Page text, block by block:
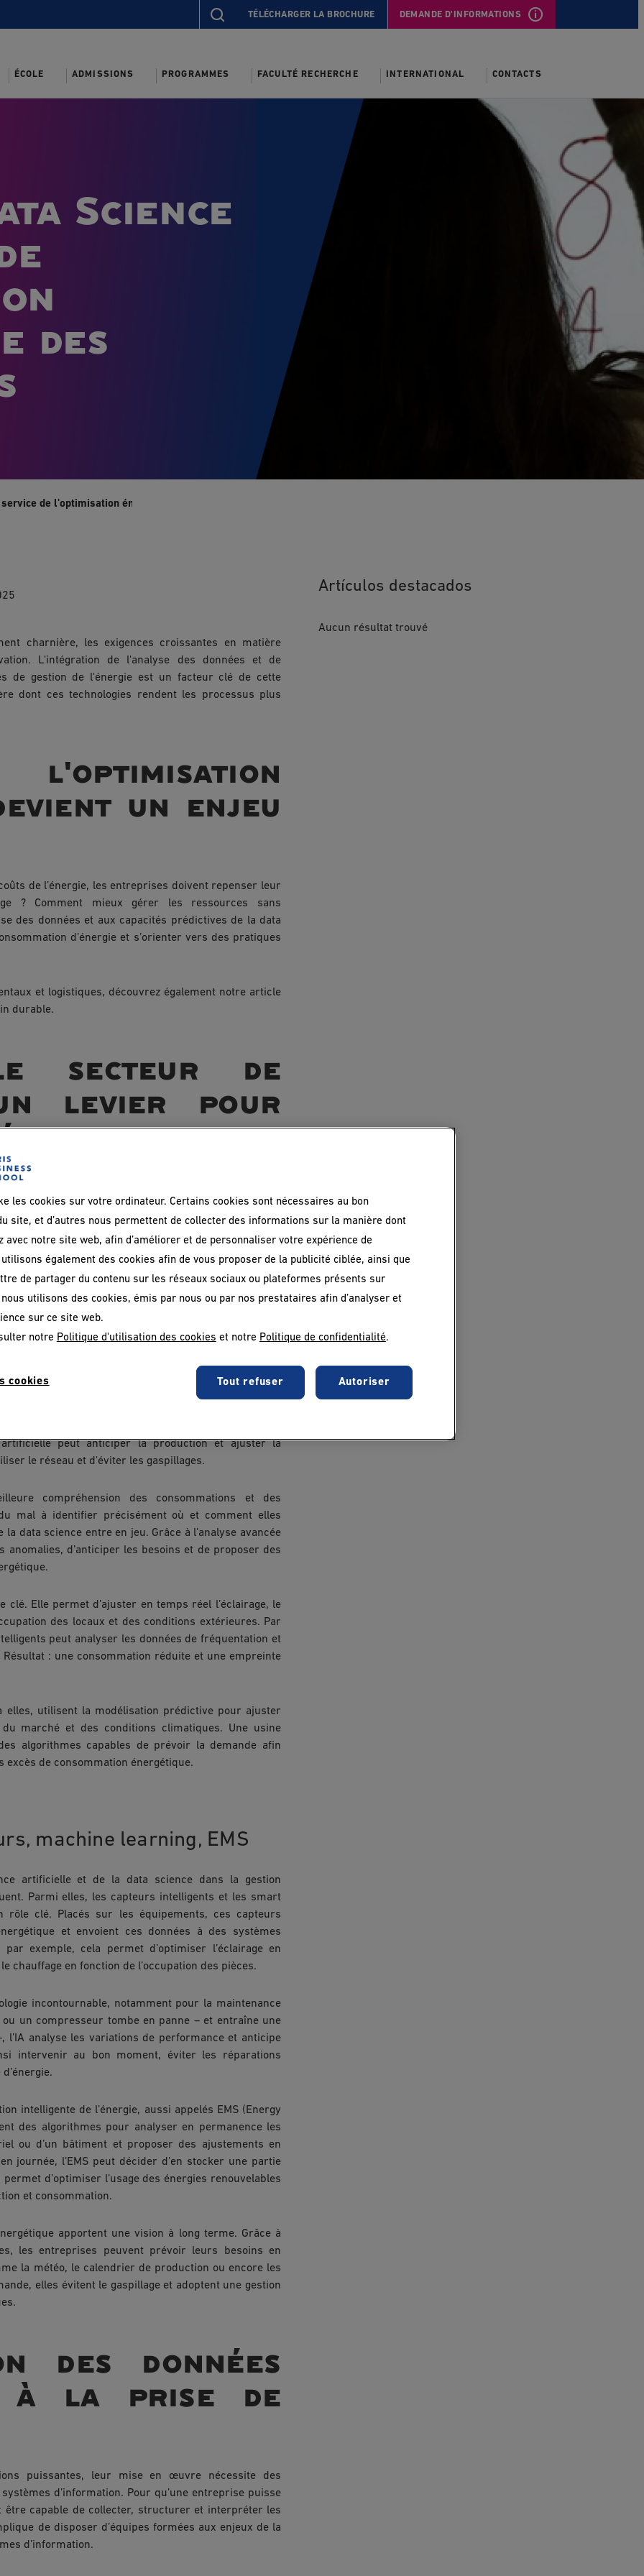
TÉLÉCHARGER LA BROCHURE DEMANDE D'INFORMATIONS
ÉCOLE ADMISSIONS PROGRAMMES FACULTÉ RECHERCHE INTERNATIONAL CONTACTS
Science
des
service de l'optimisation énergétique des entreprises
charnière, les exigences croissantes en matière
L'intégration de l'analyse des données et de
de gestion de l'énergie est un facteur clé de cette
dont ces technologies rendent les processus plus
un enjeu
de l’énergie, les entreprises doivent repenser leur
? Comment mieux gérer les ressources sans
des données et aux capacités prédictives de la data
d’énergie et s’orienter vers des pratiques
et logistiques, découvrez également notre article
durable.
secteur de
levier pour
l’industrie et les bâtiments
et l’apprentissage à partir de données massives.
de prédire, ajuster et automatiser la consommation
on peut ainsi éviter de faire tourner le chauffage à
l’inverse fonctionner des machines en sous-régime à
en temps réel les données issues des capteurs pour
est peu utilisée à certains moments de la journée,
automatiquement. Résultat ? Une baisse significative
énergies renouvelables. L’une des grandes faiblesses
en croisant des données météo avec les habitudes
artificielle peut anticiper la production et ajuster la
le réseau et d'éviter les gaspillages.
compréhension des consommations et des
mal à identifier précisément où et comment elles
la data science entre en jeu. Grâce à l’analyse avancée
d’anticiper les besoins et de proposer des
clé. Elle permet d’ajuster en temps réel l’éclairage, le
des locaux et des conditions extérieures. Par
peut analyser les données de fréquentation et
: une consommation réduite et une empreinte
utilisent la modélisation prédictive pour ajuster
marché et des conditions climatiques. Une usine
algorithmes capables de prévoir la demande afin
excès de consommation énergétique.
machine learning, EMS
artificielle et de la data science dans la gestion
Parmi elles, les capteurs intelligents et les smart
rôle clé. Placés sur les équipements, ces capteurs
et envoient ces données à des systèmes
exemple, cela permet d’optimiser l’éclairage en
chauffage en fonction de l’occupation des pièces.
incontournable, notamment pour la maintenance
un compresseur tombe en panne – et entraîne une
l’IA analyse les variations de performance et anticipe
intervenir au bon moment, éviter les réparations
intelligente de l’énergie, aussi appelés EMS (Energy
des algorithmes pour analyser en permanence les
ou d’un bâtiment et proposer des ajustements en
journée, l’EMS peut décider d’en stocker une partie
d’optimiser l’usage des énergies renouvelables
et consommation.
apportent une vision à long terme. Grâce à
les entreprises peuvent prévoir leurs besoins en
la météo, le calendrier de production ou encore les
elles évitent le gaspillage et adoptent une gestion
des données
à la prise de
puissantes, leur mise en œuvre nécessite des
d’information. Pour qu’une entreprise puisse
être capable de collecter, structurer et interpréter les
de disposer d’équipes formées aux enjeux de la
d’information.
Artículos destacados
Aucun résultat trouvé
les cookies sur votre ordinateur. Certains cookies sont nécessaires au bon
site, et d’autres nous permettent de collecter des informations sur la manière dont
avec notre site web, afin d’améliorer et de personnaliser votre expérience de
également des cookies afin de vous proposer de la publicité ciblée, ainsi que
de partager du contenu sur les réseaux sociaux ou plateformes présents sur
utilisons des cookies, émis par nous ou par nos prestataires afin d’analyser et
sur ce site web.
notre Politique d'utilisation des cookies et notre Politique de confidentialité.
cookies Tout refuser Autoriser